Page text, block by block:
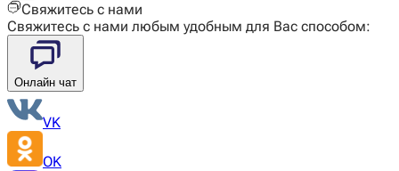
Свяжитесь с нами
Свяжитесь с нами любым удобным для Вас способом:
Онлайн чат
VK
OK